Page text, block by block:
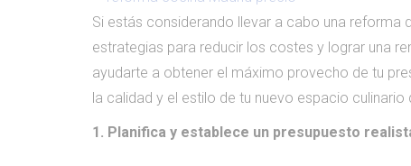
Si estás considerando llevar a cabo una
estrategias para reducir los costes y lograr una
ayudarte a obtener el máximo provecho de tu
la calidad y el estilo de tu nuevo espacio culinario
1. Planifica y establece un presupuesto